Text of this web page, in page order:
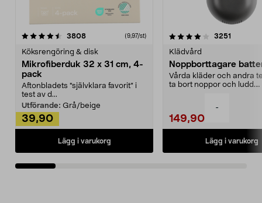
-
3808recensioner (9,97/st)
Köksrengöring & disk
Mikrofiberduk 32 x 31 cm, 4-
pack
Aftonbladets "självklara favorit” i
test av d...
Utförande: Grå/beige
39,90
Lägg i varukorg
4.0av 5 stjärnor 3251
Klädvård
Noppborttagare
Vårda kläder och andra
ta bort noppor och ludd.
149,90
Lägg i varukorg
4.5av 5 stjärnor